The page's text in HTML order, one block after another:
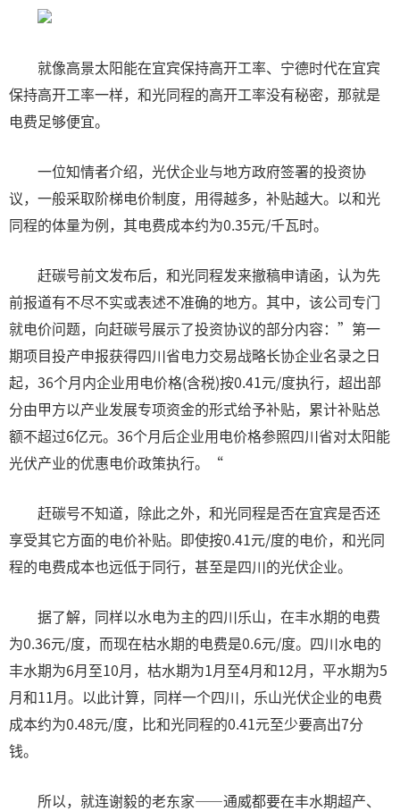
就像高景太阳能在宜宾保持高开工率、宁德时代在宜宾
保持高开工率一样，和光同程的高开工率没有秘密，那就是
电费足够便宜。
一位知情者介绍，光伏企业与地方政府签署的投资协
议，一般采取阶梯电价制度，用得越多，补贴越大。以和光
同程的体量为例，其电费成本约为0.35元/千瓦时。
赶碳号前文发布后，和光同程发来撤稿申请函，认为先
前报道有不尽不实或表述不准确的地方。其中，该公司专门
就电价问题，向赶碳号展示了投资协议的部分内容：”第一
期项目投产申报获得四川省电力交易战略长协企业名录之日
起，36个月内企业用电价格(含税)按0.41元/度执行，超出部
分由甲方以产业发展专项资金的形式给予补贴，累计补贴总
额不超过6亿元。36个月后企业用电价格参照四川省对太阳能
光伏产业的优惠电价政策执行。“
赶碳号不知道，除此之外，和光同程是否在宜宾是否还
享受其它方面的电价补贴。即使按0.41元/度的电价，和光同
程的电费成本也远低于同行，甚至是四川的光伏企业。
据了解，同样以水电为主的四川乐山，在丰水期的电费
为0.36元/度，而现在枯水期的电费是0.6元/度。四川水电的
丰水期为6月至10月，枯水期为1月至4月和12月，平水期为5
月和11月‌‌。以此计算，同样一个四川，乐山光伏企业的电费
成本约为0.48元/度，比和光同程的0.41元至少要高出7分
钱。
所以，就连谢毅的老东家——通威都要在丰水期超产、